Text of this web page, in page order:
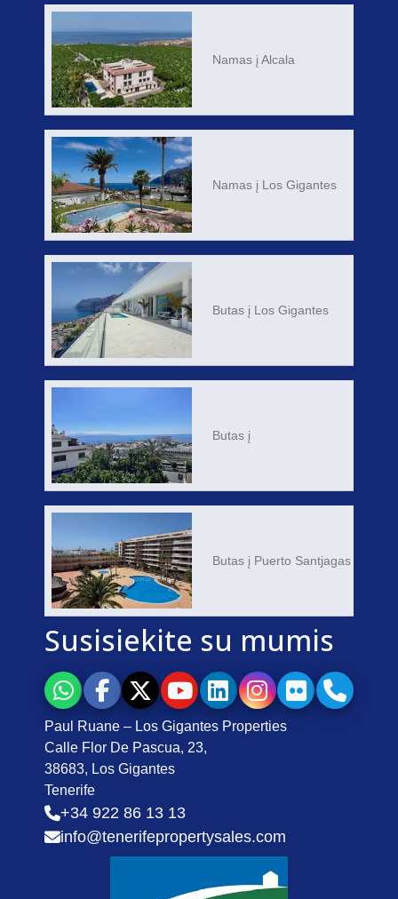
Namas į Alcala
Namas į Los Gigantes
Butas į Los Gigantes
Butas į
Butas į Puerto Santjagas
Susisiekite su mumis
Paul Ruane – Los Gigantes Properties
Calle Flor De Pascua, 23,
38683, Los Gigantes
Tenerife
+34 922 86 13 13
info@tenerifepropertysales.com